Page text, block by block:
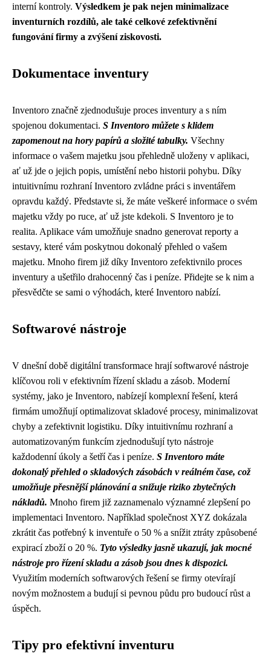
interní kontroly. Výsledkem je pak nejen minimalizace
inventurních rozdílů, ale také celkové zefektivnění
fungování firmy a zvýšení ziskovosti.
Dokumentace inventury
Inventoro značně zjednodušuje proces inventury a s ním
spojenou dokumentaci. S Inventoro můžete s klidem
zapomenout na hory papírů a složité tabulky. Všechny
informace o vašem majetku jsou přehledně uloženy v aplikaci,
ať už jde o jejich popis, umístění nebo historii pohybu. Díky
intuitivnímu rozhraní Inventoro zvládne práci s inventářem
opravdu každý. Představte si, že máte veškeré informace o svém
majetku vždy po ruce, ať už jste kdekoli. S Inventoro je to
realita. Aplikace vám umožňuje snadno generovat reporty a
sestavy, které vám poskytnou dokonalý přehled o vašem
majetku. Mnoho firem již díky Inventoro zefektivnilo proces
inventury a ušetřilo drahocenný čas i peníze. Přidejte se k nim a
přesvědčte se sami o výhodách, které Inventoro nabízí.
Softwarové nástroje
V dnešní době digitální transformace hrají softwarové nástroje
klíčovou roli v efektivním řízení skladu a zásob. Moderní
systémy, jako je Inventoro, nabízejí komplexní řešení, která
firmám umožňují optimalizovat skladové procesy, minimalizovat
chyby a zefektivnit logistiku. Díky intuitivnímu rozhraní a
automatizovaným funkcím zjednodušují tyto nástroje
každodenní úkoly a šetří čas i peníze. S Inventoro máte
dokonalý přehled o skladových zásobách v reálném čase, což
umožňuje přesnější plánování a snižuje riziko zbytečných
nákladů. Mnoho firem již zaznamenalo významné zlepšení po
implementaci Inventoro. Například společnost XYZ dokázala
zkrátit čas potřebný k inventuře o 50 % a snížit ztráty způsobené
expirací zboží o 20 %. Tyto výsledky jasně ukazují, jak mocné
nástroje pro řízení skladu a zásob jsou dnes k dispozici.
Využitím moderních softwarových řešení se firmy otevírají
novým možnostem a budují si pevnou půdu pro budoucí růst a
úspěch.
Tipy pro efektivní inventuru